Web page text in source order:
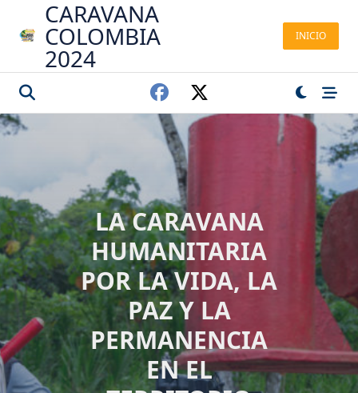
contenido
CARAVANA
COLOMBIA
2024
INICIO
LA CARAVANA
HUMANITARIA
POR LA VIDA, LA
PAZ Y LA
PERMANENCIA
EN EL